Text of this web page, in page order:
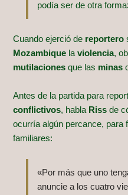
podía ser de otra
Cuando ejerció de reportero
Mozambique laviolencia,
mutilaciones que las minas
Antes de la partida para
conflictivos, habla Riss de
ocurría algún percance, para
familiares:
«Por más que uno
anuncie a los cuatro